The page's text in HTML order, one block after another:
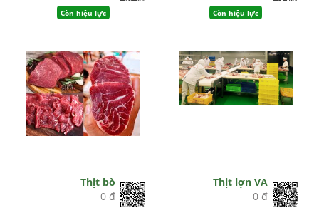
Còn hiệu lực Còn hiệu lực
Thịt bò
0 đ
Thịt lợn VA
0 đ